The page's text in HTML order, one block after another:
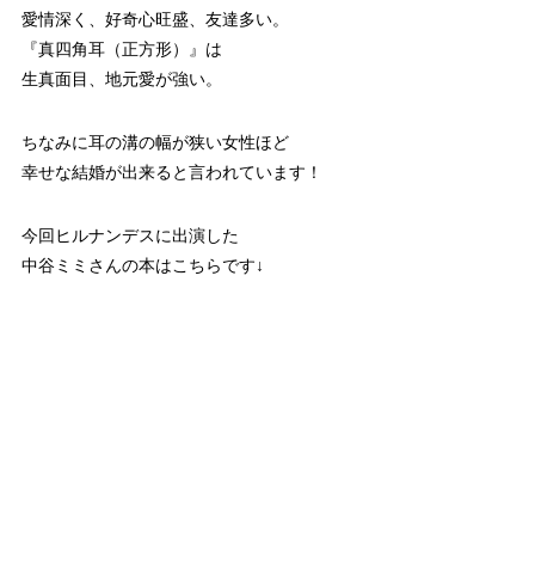
愛情深く、好奇心旺盛、友達多い。
『真四角耳（正方形）』は
生真面目、地元愛が強い。
ちなみに耳の溝の幅が狭い女性ほど
幸せな結婚が出来ると言われています！
今回ヒルナンデスに出演した
中谷ミミさんの本はこちらです↓